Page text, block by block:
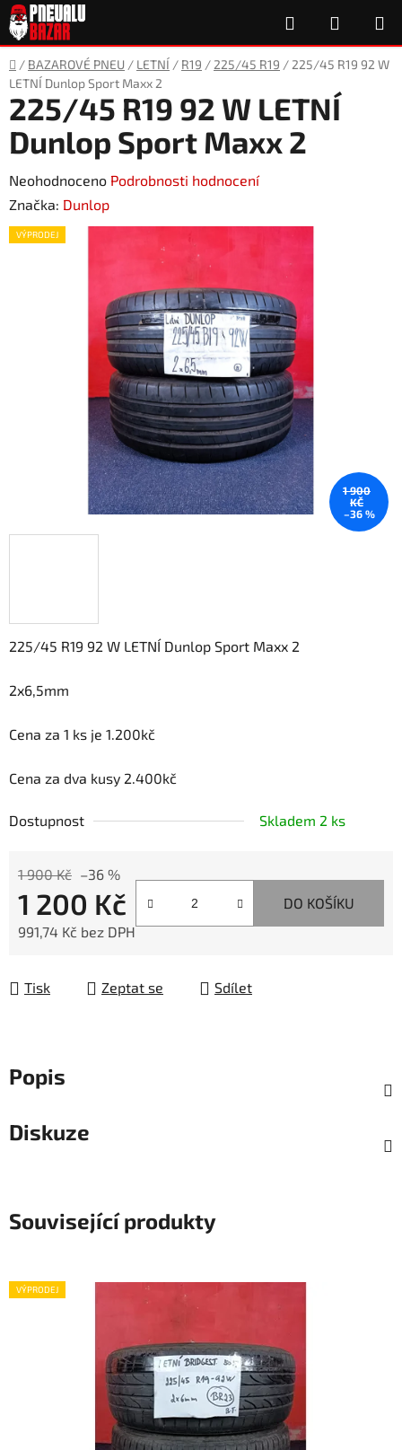
Přejít
na
obsah
Hledat
KOŠÍK
Domů
/ BAZAROVÉ PNEU / LETNÍ / R19 / 225/45 R19 / 225/45 R19 92 W
LETNÍ Dunlop Sport Maxx 2
225/45 R19 92 W LETNÍ Dunlop Sport Maxx 2
2x6,5mm
Cena za 1 ks je 1.200kč
Cena za dva kusy 2.400kč
Dostupnost Skladem 2 ks
1 900 Kč –36 %
1 200 Kč
991,74 Kč bez DPH
DO KOŠÍKU
Tisk Zeptat se Sdílet
225/45 R19 92 W LETNÍ
Dunlop Sport Maxx 2
Průměrné
hodnocení
produktu
Neohodnoceno Podrobnosti hodnocení
Značka: Dunlop
VÝPRODEJ
1 900
KČ
–36 %
Popis
Diskuze
Související produkty
VÝPRODEJ